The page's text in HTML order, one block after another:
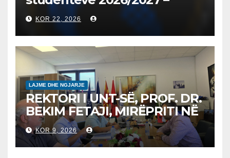
Конкурс за запишување на
студенти за 2026/2027
KOR 22, 2026
LAJME DHE NGJARJE
REKTORI I UNT-SË, PROF. DR.
BEKIM FETAJI, MIRËPRITI NË
TAKIM ZYRTAR DREJTORIN E
SH.A MEPSO, DR. BURIM
LATIFIN
KOR 9, 2026